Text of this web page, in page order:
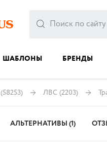
ШАБЛОНЫ БРЕНДЫ
(58253) ЛВС (2203)
АЛЬТЕРНАТИВЫ (1)